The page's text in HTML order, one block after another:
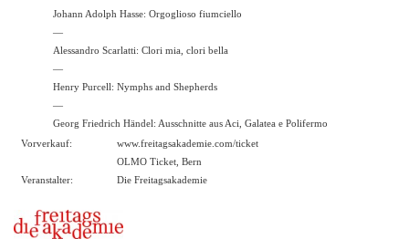
Johann Adolph Hasse: Orgoglioso fiumciello
—
Alessandro Scarlatti: Clori mia, clori bella
—
Henry Purcell: Nymphs and Shepherds
—
Georg Friedrich Händel: Ausschnitte aus Aci, Galatea e Polifermo
Vorverkauf:
www.freitagsakademie.com/ticket
OLMO Ticket, Bern
Veranstalter:
Die Freitagsakademie